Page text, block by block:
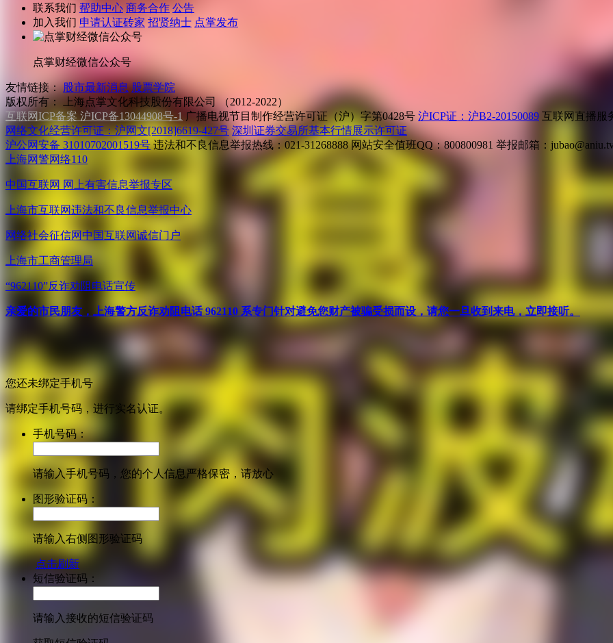
联系我们 帮助中心 商务合作 公告
加入我们 申请认证砖家 招贤纳士 点掌发布
点掌财经微信公众号
友情链接： 股市最新消息 股票学院
版权所有：
上海点掌文化科技股份有限公司 （2012-2022）
互联网ICP备案 沪ICP备13044908号-1 广播电视节目制作经营许可证（沪）字第0428号 沪ICP证：沪B2-20150089 互联网直播服
网络文化经营许可证：沪网文[2018]6619-427号 深圳证券交易所基本行情展示许可证
沪公网安备 31010702001519号 违法和不良信息举报热线：021-31268888 网站安全值班QQ：800800981 举报邮箱：
上海网警网络110
中国互联网 网上有害信息举报专区
上海市互联网违法和不良信息举报中心
网络社会征信网中国互联网诚信门户
上海市工商管理局
“962110”反诈劝阻电话宣传
亲爱的市民朋友，上海警方反诈劝阻电话 962110 系专门针对避免您财产被骗受损而设，请您一旦收到来电，立即接听。
您还未绑定手机号
请绑定手机号码，进行实名认证。
手机号码：
请输入手机号码，您的个人信息严格保密，请放心
图形验证码：
请输入右侧图形验证码
点击刷新
短信验证码：
请输入接收的短信验证码